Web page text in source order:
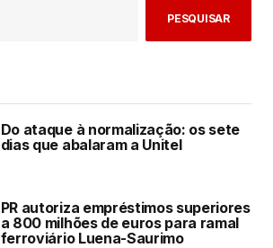
PESQUISAR
Do ataque à normalização: os sete
dias que abalaram a Unitel
PR autoriza empréstimos superiores
a 800 milhões de euros para ramal
ferroviário Luena-Saurimo